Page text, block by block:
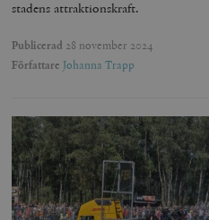
stadens attraktionskraft.
Publicerad 28 november 2024
Författare Johanna Trapp